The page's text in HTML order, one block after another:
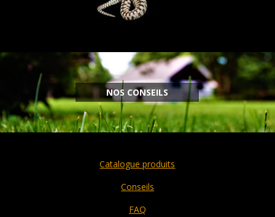
NOS CONSEILS
Catalogue produits
Conseils
FAQ